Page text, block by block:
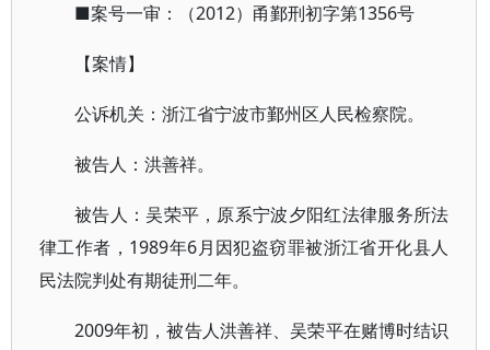
■案号一审：（2012）甬鄞刑初字第1356号
【案情】
公诉机关：浙江省宁波市鄞州区人民检察院。
被告人：洪善祥。
被告人：吴荣平，原系宁波夕阳红法律服务所法
律工作者，1989年6月因犯盗窃罪被浙江省开化县人
民法院判处有期徒刑二年。
2009年初，被告人洪善祥、吴荣平在赌博时结识